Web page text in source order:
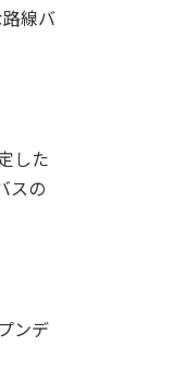
線バ
した
スの
ンデ